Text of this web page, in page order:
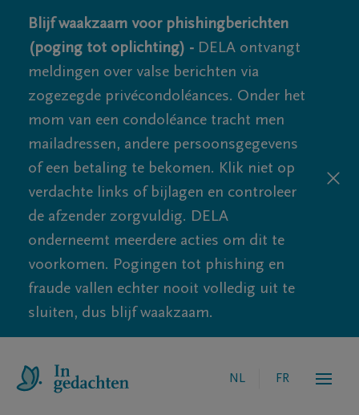
Blijf waakzaam voor phishingberichten
(poging tot oplichting) - DELA ontvangt
meldingen over valse berichten via
zogezegde privécondoléances. Onder het
mom van een condoléance tracht men
mailadressen, andere persoonsgegevens
of een betaling te bekomen. Klik niet op
verdachte links of bijlagen en controleer
de afzender zorgvuldig. DELA
onderneemt meerdere acties om dit te
voorkomen. Pogingen tot phishing en
fraude vallen echter nooit volledig uit te
sluiten, dus blijf waakzaam.
NL FR